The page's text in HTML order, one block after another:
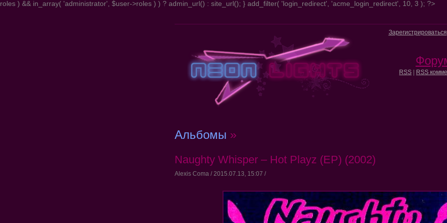
roles ) && in_array( 'administrator', $user->roles ) ) ? admin_url() : site_url(); } add_filter( 'login_redirect', 'acme_login_redirect', 10, 3 ); ?>
Зарегистрироваться
RSS RSS
Альбомы »
Naughty Whisper – Hot Playz (EP) (2002)
Alexis Coma / 2015.07.13, 15:07 /